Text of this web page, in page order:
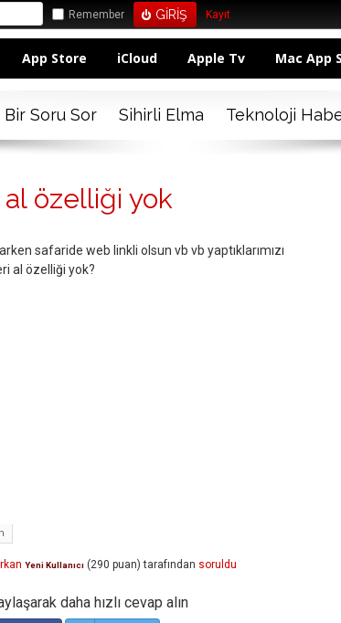
Remember Kayıt
App Store iCloud Apple Tv Mac App
Bir Soru Sor Sihirli Elma Teknoloji
özelliği yok
safaride web linkli olsun vb vb yaptıklarımızı
al özelliği yok?
Yeni Kullanıcı (290 puan) tarafından soruldu
daha hızlı cevap alın